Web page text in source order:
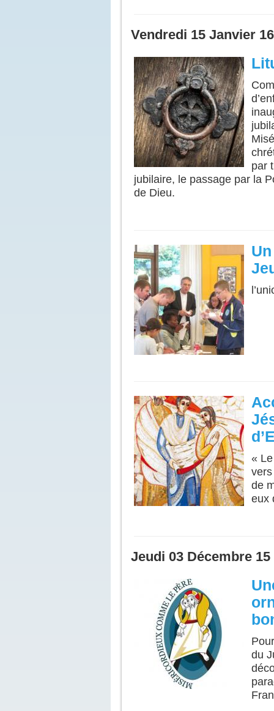
Vendredi 15 Janvier 16
par
jubilaire, le passage par la
de Dieu.
«
de
eux
Jeudi 03 Décembre 15
du